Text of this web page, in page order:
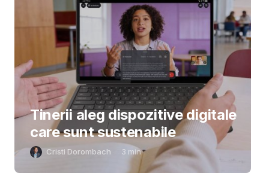
Tinerii aleg dispozitive digitale
care sunt sustenabile
Cristi Dorombach 3 min